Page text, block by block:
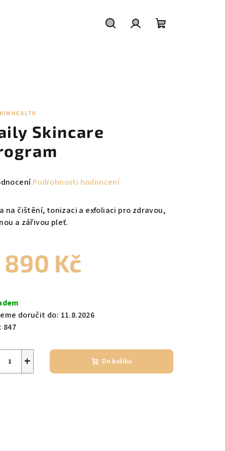
HEALTH
Skincare
Podrobnosti hodnocení
na čištění, tonizaci a exfoliaci pro zdravou,
a zářivou pleť.
890 Kč
doručit do: 11.8.2026
847
+ Do košíku